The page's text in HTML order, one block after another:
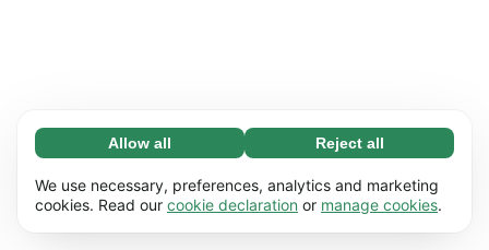
Necessary (65)
Necessary cookies help make our website
usable by enabling basic functions, e.g. page
Learn more
Allow all Reject all
We use necessary, preferences, analytics and marketing
cookies. Read our cookie declaration or manage cookies.